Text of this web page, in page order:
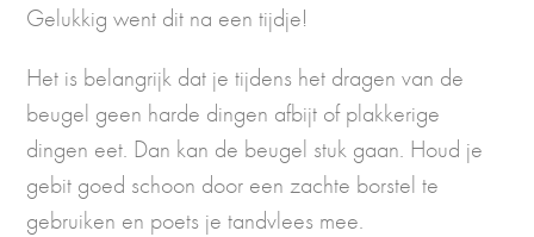
Gelukkig went dit na een tijdje!
Het is belangrijk dat je tijdens het dragen van de
beugel geen harde dingen afbijt of plakkerige
dingen eet. Dan kan de beugel stuk gaan. Houd je
gebit goed schoon door een zachte borstel te
gebruiken en poets je tandvlees mee.